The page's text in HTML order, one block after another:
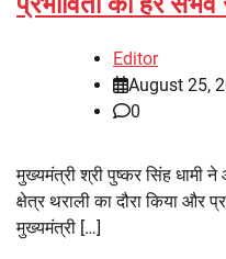
Editor
August 25,
0
मुख्यमंत्री श्री पुष्कर सिंह धामी
क्षेत्र थराली का दौरा किया और
मुख्यमंत्री […]